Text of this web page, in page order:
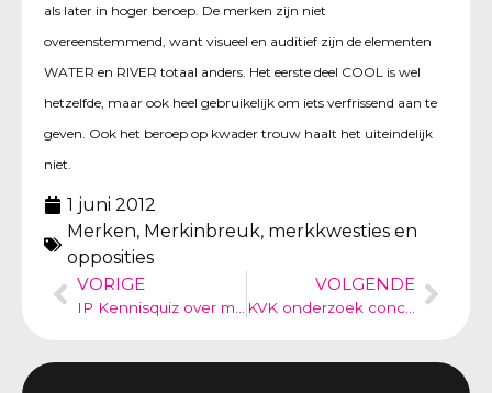
als later in hoger beroep. De merken zijn niet
overeenstemmend, want visueel en auditief zijn de elementen
WATER en RIVER totaal anders. Het eerste deel COOL is wel
hetzelfde, maar ook heel gebruikelijk om iets verfrissend aan te
geven. Ook het beroep op kwader trouw haalt het uiteindelijk
niet.
1 juni 2012
Merken, Merkinbreuk, merkkwesties en
opposities
VORIGE
VOLGENDE
KVK onderzoek conclusie 2012: Ondernemers beschermen naam en logo niet goed.